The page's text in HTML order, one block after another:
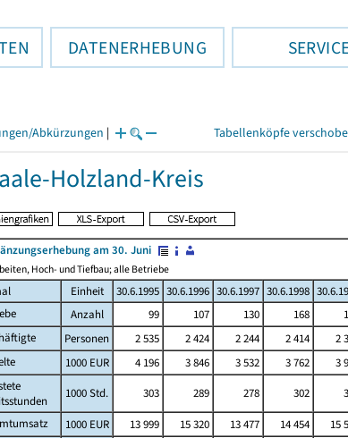
DATENERHEBUNG
Abkürzungen | Tabellenköpfe
Holzland-Kreis
am 30. Juni
Hoch- und Tiefbau; alle Betriebe
Einheit 30.6.1995 30.6.1996 30.6.1997 30.6.1998
Anzahl 99 107 130 168
Personen 2 535 2 424 2 244 2 414 2
1000 EUR 4 196 3 846 3 532 3 762 3
1000 Std. 303 289 278 302
1000 EUR 13 999 15 320 13 477 14 454 15